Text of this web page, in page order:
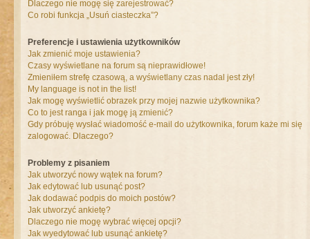
Dlaczego nie mogę się zarejestrować?
Co robi funkcja „Usuń ciasteczka”?
Preferencje i ustawienia użytkowników
Jak zmienić moje ustawienia?
Czasy wyświetlane na forum są nieprawidłowe!
Zmieniłem strefę czasową, a wyświetlany czas nadal jest zły!
My language is not in the list!
Jak mogę wyświetlić obrazek przy mojej nazwie użytkownika?
Co to jest ranga i jak mogę ją zmienić?
Gdy próbuję wysłać wiadomość e-mail do użytkownika, forum każe mi się
zalogować. Dlaczego?
Problemy z pisaniem
Jak utworzyć nowy wątek na forum?
Jak edytować lub usunąć post?
Jak dodawać podpis do moich postów?
Jak utworzyć ankietę?
Dlaczego nie mogę wybrać więcej opcji?
Jak wyedytować lub usunąć ankietę?